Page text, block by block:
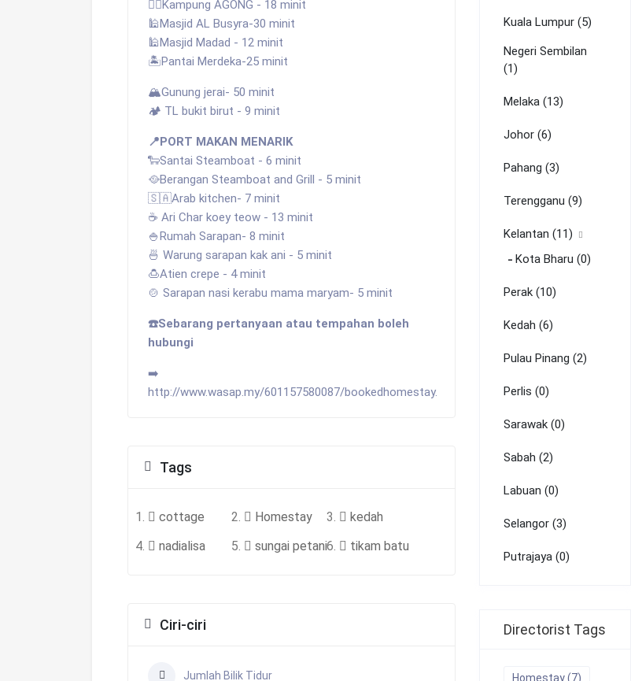
🧚‍♀️Kampung AGONG - 18 minit
🕌Masjid AL Busyra-30 minit
🕌Masjid Madad - 12 minit
🏝️Pantai Merdeka-25 minit
🏔️Gunung jerai- 50 minit
🏕️ TL bukit birut - 9 minit
📍PORT MAKAN MENARIK
🐑Santai Steamboat - 6 minit
🥘Berangan Steamboat and Grill - 5 minit
🇸🇦Arab kitchen- 7 minit
☕️ Ari Char koey teow - 13 minit
🍚Rumah Sarapan- 8 minit
🍜 Warung sarapan kak ani - 5 minit
🍮Atien crepe - 4 minit
🍲 Sarapan nasi kerabu mama maryam- 5 minit
☎️Sebarang pertanyaan atau tempahan boleh
hubungi
➡️
http://www.wasap.my/601157580087/bookedhomestay.
Tags
cottage Homestay
kedah
nadialisa
sungai petani tikam batu
Ciri-ciri
Jumlah Bilik Tidur
Kuala Lumpur (5)
Negeri Sembilan
(1)
Melaka (13)
Johor (6)
Pahang (3)
Terengganu (9)
Kelantan (11)
Kota Bharu (0)
Perak (10)
Kedah (6)
Pulau Pinang (2)
Perlis (0)
Sarawak (0)
Sabah (2)
Labuan (0)
Selangor (3)
Putrajaya (0)
Directorist Tags
Homestay (7)